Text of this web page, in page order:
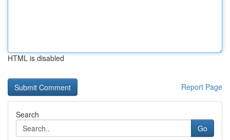
HTML is disabled
Report Page
Search
Go